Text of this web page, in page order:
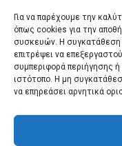
Για να παρέχουμε την
όπως cookies για την
συσκευών. Η συγκατάθεση
επιτρέψει να
συμπεριφορά περιήγησης
ιστότοπο. Η μη
να επηρεάσει αρνητικά
email:
Ωρες Λειτουργίας:
Δευτέρα –